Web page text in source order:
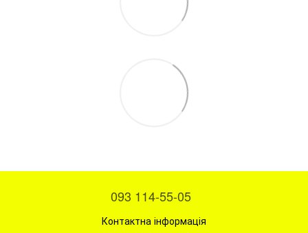
093 114-55-05
Контактна інформація